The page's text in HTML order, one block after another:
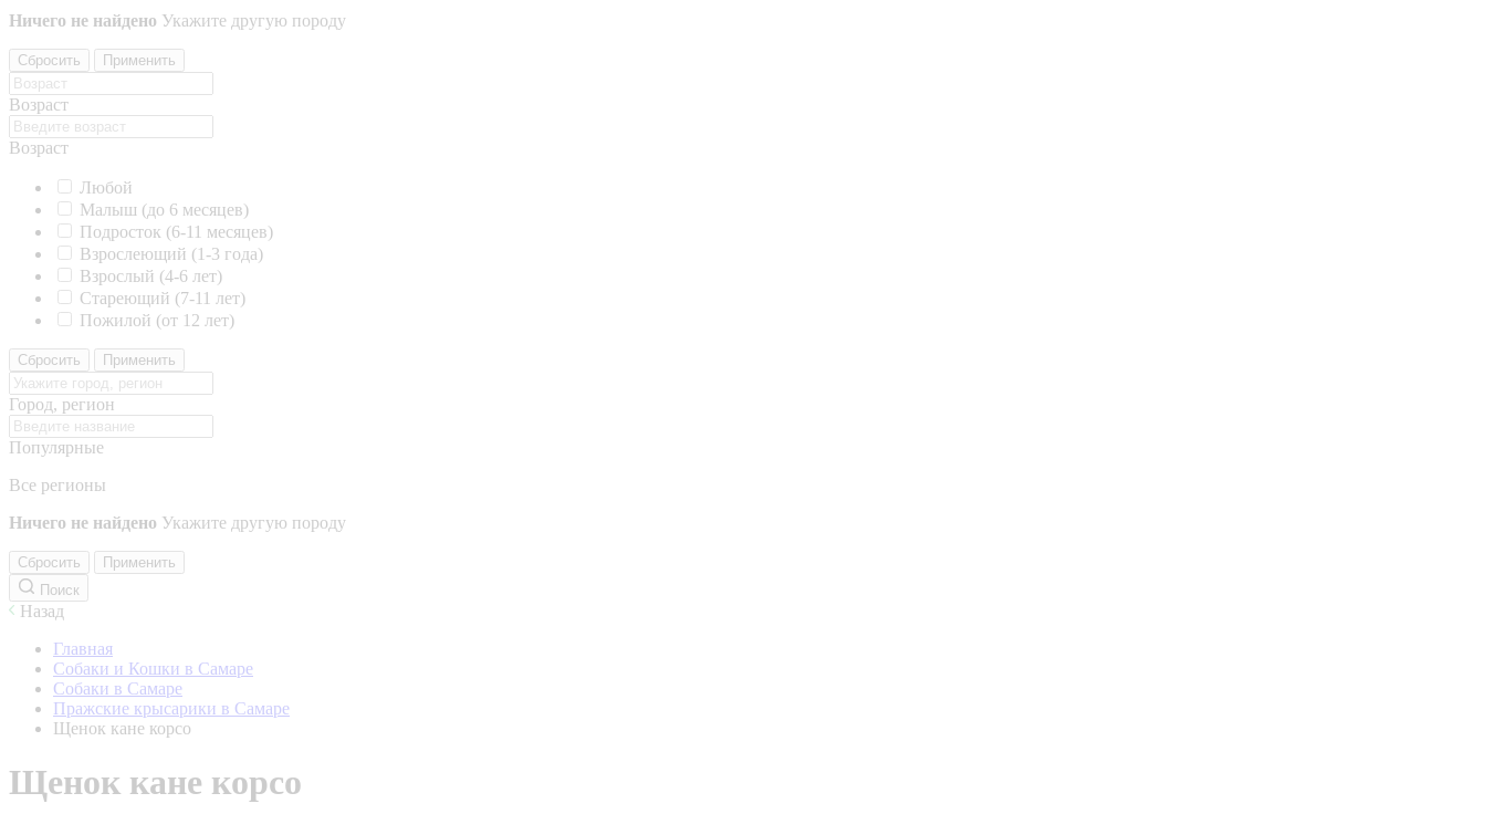
Ничего не найдено Укажите другую породу
Сбросить Применить
Возраст
Возраст
Любой
Малыш (до 6 месяцев)
Подросток (6-11 месяцев)
Взрослеющий (1-3 года)
Взрослый (4-6 лет)
Стареющий (7-11 лет)
Пожилой (от 12 лет)
Сбросить Применить
Город, регион
Популярные
Все регионы
Ничего не найдено Укажите другую породу
Сбросить
Применить
Поиск
Назад
Главная
Собаки и Кошки в Самаре
Собаки в Самаре
Пражские крысарики в Самаре
Щенок кане корсо
Щенок кане корсо